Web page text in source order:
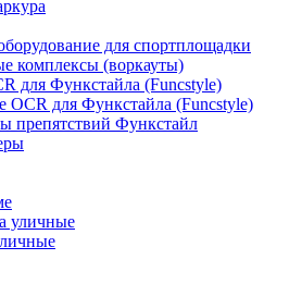
для спортплощадки
комплексы (воркауты)
для Функстайла (Funcstyle)
OCR для Функстайла (Funcstyle)
препятствий Функстайл
уличные